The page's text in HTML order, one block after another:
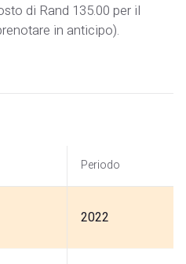
di Rand 135.00 per il
in anticipo).
Periodo
2022